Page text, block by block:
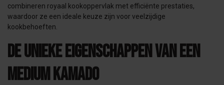
combineren royaal kookoppervlak met efficiënte prestaties,
waardoor ze een ideale keuze zijn voor veelzijdige
kookbehoeften.
De unieke eigenschappen van een
Medium Kamado